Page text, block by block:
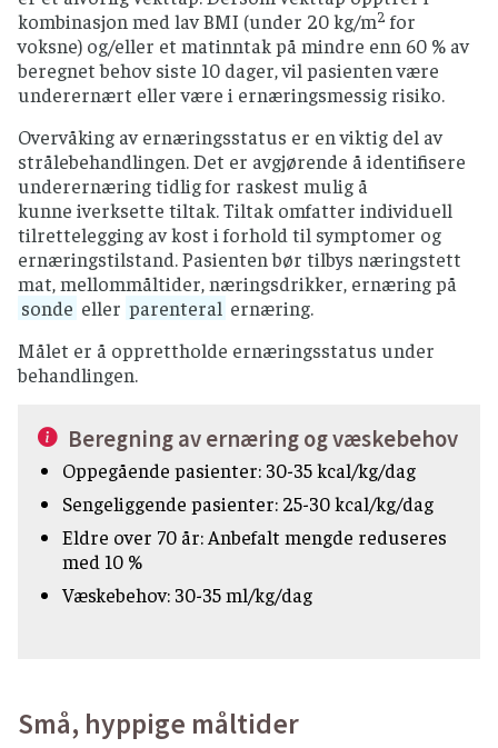
kombinasjon med lav BMI (under 20 kg/m2 for
voksne) og/eller et matinntak på mindre enn 60 % av
beregnet behov siste 10 dager, vil pasienten være
underernært eller være i ernæringsmessig risiko.
Overvåking av ernæringsstatus er en viktig del av
strålebehandlingen. Det er avgjørende å identifisere
underernæring tidlig for raskest mulig å
kunne iverksette tiltak. Tiltak omfatter individuell
tilrettelegging av kost i forhold til symptomer og
ernæringstilstand. Pasienten bør tilbys næringstett
mat, mellommåltider, næringsdrikker, ernæring på
sonde eller parenteral ernæring.
Målet er å opprettholde ernæringsstatus under
behandlingen.
Beregning av ernæring og væskebehov
Oppegående pasienter: 30-35 kcal/kg/dag
Sengeliggende pasienter: 25-30 kcal/kg/dag
Eldre over 70 år: Anbefalt mengde reduseres
med 10 %
Væskebehov: 30-35 ml/kg/dag
Små, hyppige måltider